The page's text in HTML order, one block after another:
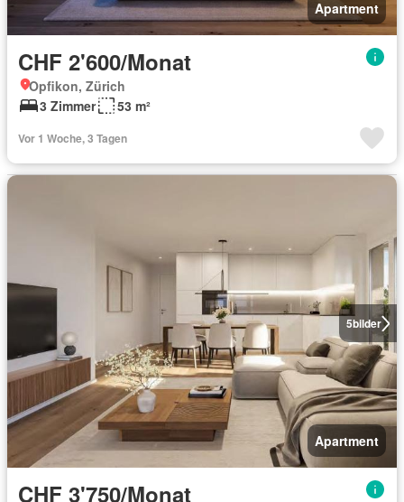
Apartment
CHF 2'600/Monat
Opfikon, Zürich
3 Zimmer
53 m²
Vor 1 Woche, 3 Tagen
5bilder
Apartment
CHF 3'750/Monat